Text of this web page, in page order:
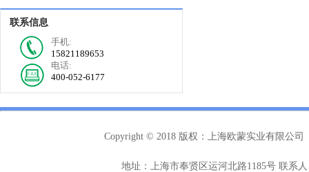
联系信息
手机:
15821189653
电话:
400-052-6177
Copyright © 2018 版权：上海欧蒙实业有限公司
地址：上海市奉贤区运河北路1185号 联系